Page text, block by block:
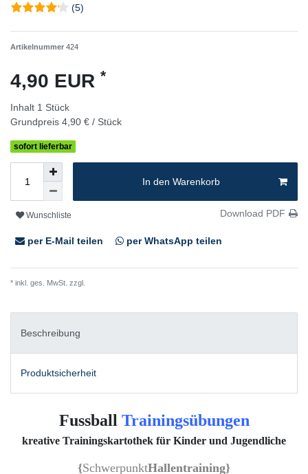
(5)
Artikelnummer 424
4,90 EUR *
Inhalt 1 Stück
Grundpreis 4,90 € / Stück
sofort lieferbar
In den Warenkorb
Wunschliste Download PDF
per E-Mail teilen per WhatsApp teilen
* inkl. ges. MwSt. zzgl.
Beschreibung
Produktsicherheit
Fussball Trainingsübungen
kreative Trainingskartothek für Kinder und Jugendliche
{SchwerpunktHallentraining}